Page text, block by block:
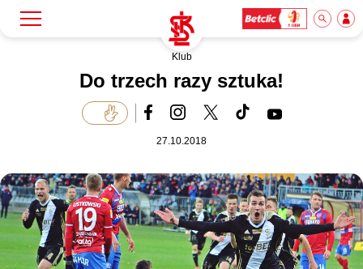
Bilety
Akademia
Klub
Do trzech razy sztuka!
27.10.2018